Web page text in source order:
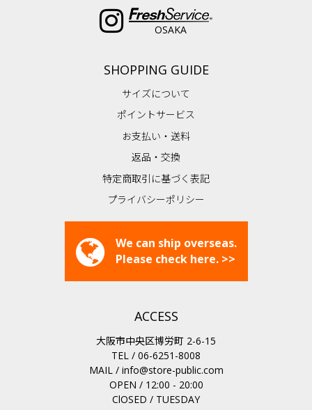
OSAKA
SHOPPING GUIDE
サイズについて
ポイントサービス
お支払い・送料
返品・交換
特定商取引に基づく表記
プライバシーポリシー
We can ship overseas.
Please check here. >>
ACCESS
大阪市中央区博労町 2-6-15
TEL / 06-6251-8008
MAIL / info@store-public.com
OPEN / 12:00 - 20:00
ClOSED / TUESDAY